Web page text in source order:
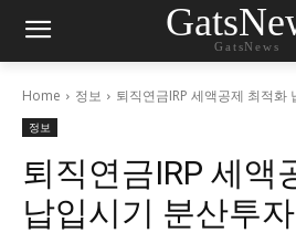
GatsNews
Home 정보 퇴직연금IRP 세액공제 최적화
정보
퇴직연금IRP 세액
납입시기 분산투